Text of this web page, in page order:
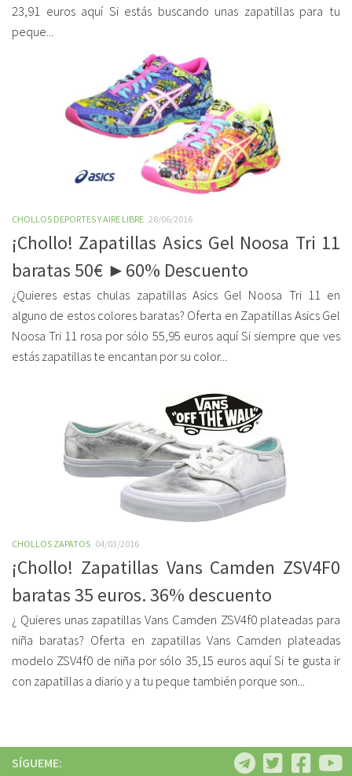
23,91 euros aquí Si estás buscando unas zapatillas para tu
peque...
CHOLLOS DEPORTES Y AIRE LIBRE 28/06/2016
¡Chollo! Zapatillas Asics Gel Noosa Tri 11
baratas 50€ ►60% Descuento
¿Quieres estas chulas zapatillas Asics Gel Noosa Tri 11 en
alguno de estos colores baratas? Oferta en Zapatillas Asics Gel
Noosa Tri 11 rosa por sólo 55,95 euros aquí Si siempre que ves
estás zapatillas te encantan por su color...
CHOLLOS ZAPATOS 04/03/2016
¡Chollo! Zapatillas Vans Camden ZSV4F0
baratas 35 euros. 36% descuento
¿ Quieres unas zapatillas Vans Camden ZSV4f0 plateadas para
niña baratas? Oferta en zapatillas Vans Camden plateadas
modelo ZSV4f0 de niña por sólo 35,15 euros aquí Si te gusta ir
con zapatillas a diario y a tu peque también porque son...
SÍGUEME: